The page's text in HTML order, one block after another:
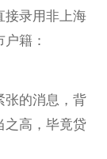
接录用非上海
籍：
张的消息，背
之高，毕竟贷